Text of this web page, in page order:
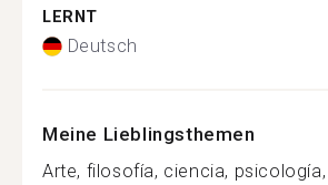
LERNT
Deutsch
Meine Lieblingsthemen
Arte, filosofía, ciencia, psicología,